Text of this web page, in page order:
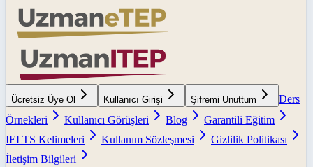
Ücretsiz Üye Ol Kullanıcı Girişi Şifremi Unuttum
Ders
Örnekleri
Kullanıcı Görüşleri Blog
Garantili Eğitim
IELTS Kelimeleri
Kullanım Sözleşmesi
Gizlilik Politikası
İletişim Bilgileri